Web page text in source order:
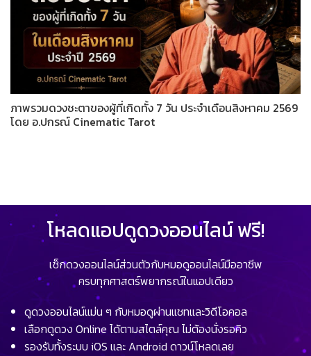
ภาพรวมดวงชะตาของผู้ที่เกิดทั้ง 7 วัน ประจำเดือนสิงหาคม 2569
โดย อ.ปกรณ์ Cinematic Tarot
โหลดแอปดูดวงออนไลน์ ฟรี!
เช็กดวงออนไลน์ส่วนตัวกับหมอดูออนไลน์มืออาชีพ
ครบทุกศาสตร์พยากรณ์ในแอปเดียว
ดูดวงออนไลน์แม่น ๆ กับหมอดูผ่านแชทและวิดีโอคอล
เลือกดูดวง Online ได้ตามสไตล์คุณ ไม่ต้องนั่งรอคิว
รองรับทั้งระบบ iOS และ Android ดาวน์โหลดเลย